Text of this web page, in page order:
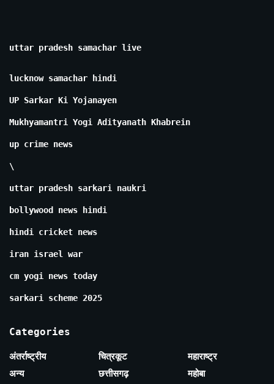
uttar pradesh samachar live
lucknow samachar hindi
UP Sarkar Ki Yojanayen
Mukhyamantri Yogi Adityanath Khabrein
up crime news
\
uttar pradesh sarkari naukri
bollywood news hindi
hindi cricket news
iran israel war
cm yogi news today
sarkari scheme 2025
Categories
अंतर्राष्ट्रीय
अन्य
चित्रकूट
छत्तीसगढ़
महाराष्ट्र
महोबा